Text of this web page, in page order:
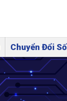
Chuyển Đổi Số